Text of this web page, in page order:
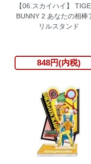
【06.スカイハイ】
BUNNY 2 あなたの相棒
リルスタンド
848円(内税)